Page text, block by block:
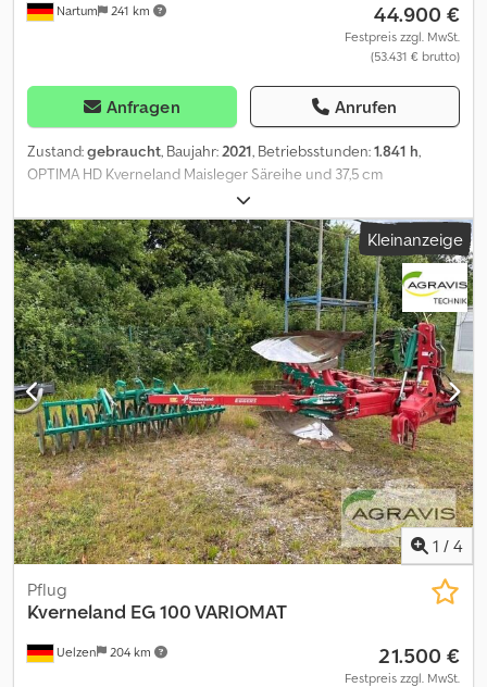
Nartum 241 km 44.900 €
Festpreis zzgl. MwSt.
(53.431 € brutto)
Anfragen Anrufen
Zustand:gebraucht, Baujahr:2021, Betriebsstunden:1.841 h,
OPTIMA HD Kverneland Maisleger Säreihe und 37,5 cm
Reihenweite + Synchrosensor für GEOSEED + Gummi V-
Andruckrolle 50mm anstatt 25mm mm + Hochstelleinrichtung
HD-II Säreihe + Doppelscheiben Düngerschar - + Bausatz Dünger
DF-2 100er System, 16-reihig + Kabelsatz ITH F2R zur Koppelung
von 2 ISOBUS Geräten an einen Terminal + Fronttank DF2, Antrieb
1000 Ser-Nr.:ACPNDXX69458 U/min mit Drehrichtung links,
Tankinhalt + 1650 l mit mechanischem Gebläseantrieb für
rechtsdrehende + Zapfwellen + Tankaufsatz 550 l, montiert +
Hydraulische Spornrad- Aushebung + Dosiergeräteantrieb für 6
m + Set IM Tellus PRO für ISOBUS Schlepper + Beleuchtung für
Fronttank Dsdpjzkwx Aofx Ah Dsck + ESA, elektrischer
Dosiergerätantrieb, ISOBUS -System
Kleinanzeige
1 / 4
Uelzen 204 km
Pflug
Kverneland EG 100 VARIOMAT
21.500 €
Festpreis zzgl. MwSt.